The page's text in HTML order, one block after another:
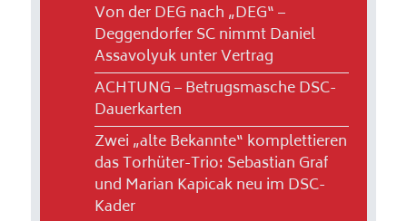
Von der DEG nach „DEG“ –
Deggendorfer SC nimmt Daniel
Assavolyuk unter Vertrag
ACHTUNG – Betrugsmasche DSC-
Dauerkarten
Zwei „alte Bekannte“ komplettieren
das Torhüter-Trio: Sebastian Graf
und Marian Kapicak neu im DSC-
Kader